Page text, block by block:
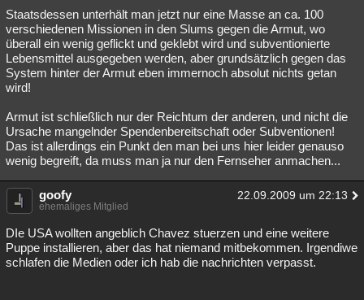
Staatsdessen unterhält man jetzt nur eine Masse an ca. 100
verschiedenen Missionen in den Slums gegen die Armut, wo
überall ein wenig geflickt und geklebt wird und subventionierte
Lebensmittel ausgegeben werden, aber grundsätzlich gegen das
System hinter der Armut eben immernoch absolut nichts getan
wird!
Armut ist schließlich nur der Reichtum der anderen, und nicht die
Ursache mangelnder Spendenbereitschaft oder Subventionen!
Das ist allerdings ein Punkt den man bei uns hier leider genauso
wenig begreift, da muss man ja nur den Fernseher anmachen...
goofy 22.09.2009 um 22:13
ehemaliges Mitglied
DIe USA wollten angeblich Chavez stuerzen und eine weitere
Puppe installieren, aber das hat niemand mitbekommen. Irgendiwe
schlafen die Medien oder ich hab die nachrichten verpasst.